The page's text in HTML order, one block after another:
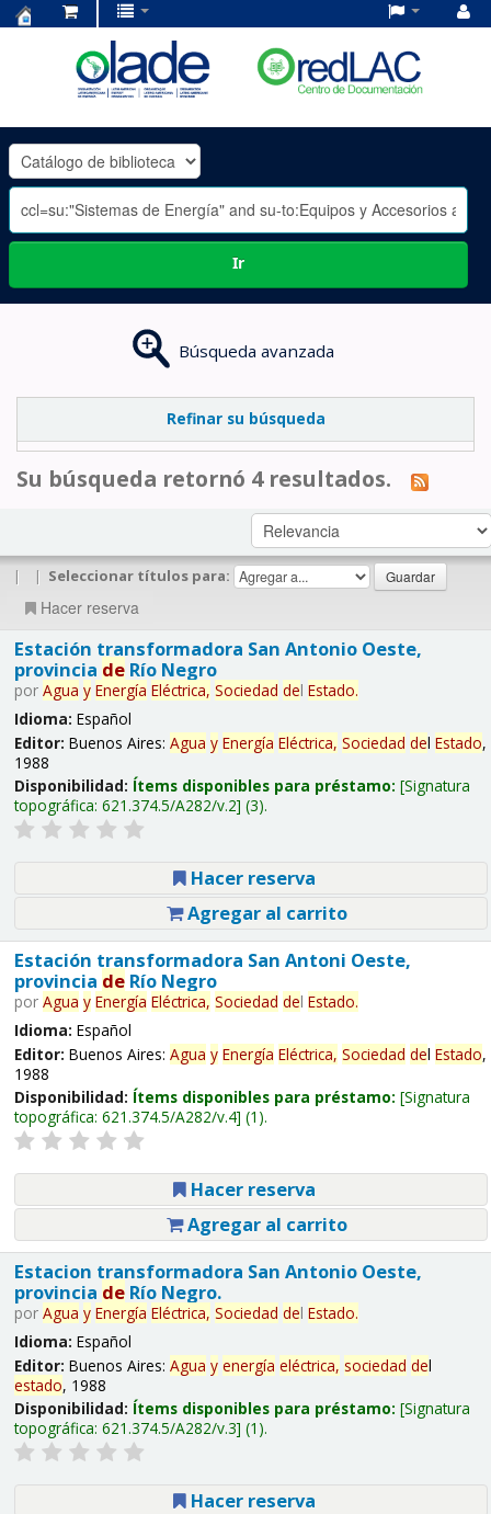
OLADE
-
Ir
Búsqueda avanzada
Refinar su búsqueda
Su búsqueda retornó 4 resultados.
| | Seleccionar títulos para:
Hacer reserva
Estación transformadora San Antonio Oeste,
provincia deRío Negro
por Agua y Energía Eléctrica, Sociedad del Estado.
Idioma: Español
Editor: Buenos Aires: Agua y Energía Eléctrica, Sociedad del Estado,
1988
Disponibilidad: Ítems disponibles para préstamo: Signatura
topográfica: 621.374.5/A282/v.2 (3).
Hacer reserva
Agregar al carrito
Estación transformadora San Antoni Oeste,
provincia deRío Negro
por Agua y Energía Eléctrica, Sociedad del Estado.
Idioma: Español
Editor: Buenos Aires: Agua y Energía Eléctrica, Sociedad del Estado,
1988
Disponibilidad: Ítems disponibles para préstamo: Signatura
topográfica: 621.374.5/A282/v.4 (1).
Hacer reserva
Agregar al carrito
Estacion transformadora San Antonio Oeste,
provincia deRío Negro.
por Agua y Energía Eléctrica, Sociedad del Estado.
Idioma: Español
Editor: Buenos Aires: Agua y energía eléctrica, sociedad del
estado, 1988
Disponibilidad: Ítems disponibles para préstamo: Signatura
topográfica: 621.374.5/A282/v.3 (1).
Hacer reserva